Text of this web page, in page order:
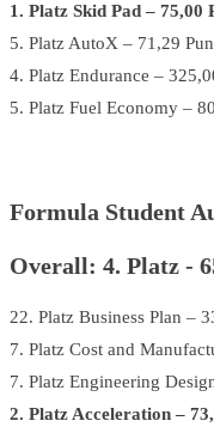
1. Platz Skid Pad – 75,00
5. Platz AutoX – 71,29
4. Platz Endurance –
5. Platz Fuel Economy –
Formula Student
Overall: 4. Platz -
22. Platz Business Plan –
7. Platz Cost and
7. Platz Engineering
2. Platz Acceleration –